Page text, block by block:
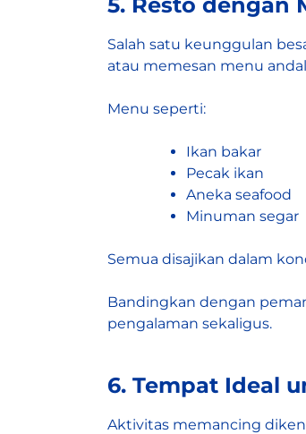
Salah satu keunggulan
atau memesan menu
Menu seperti:
Ikan bakar
Pecak ikan
Aneka seafood
Minuman segar
Semua disajikan dalam
Bandingkan dengan
pengalaman sekaligus.
6. Tempat Ideal
Aktivitas memancing